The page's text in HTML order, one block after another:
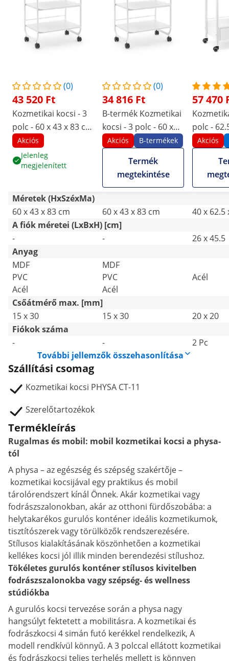
(0)
43 520 Ft
Kozmetikai kocsi - 3
polc - 60 x 43 x 83 cm
- fehér
Akciós
Jelenleg
megjelenített
(0)
34 816 Ft
B-termék Kozmetikai
kocsi - 3 polc - 60 x
43 x 83 cm - fehér
Akciós B-termékek
Termék
megtekintése
57 470
polc -
cm
Akciós
Méretek (HxSzéxMa)
60 x 43 x 83 cm
60 x 43 x 83 cm
40 x 62.5
A fiók méretei (LxBxH) [cm]
-
-
26 x 45.5
Anyag
MDF
PVC
Acél
MDF
PVC
Acél
Acél
Csőátmérő max. [mm]
15 x 30
15 x 30
20 x 20
Fiókok száma
-
-
2 Pc
További jellemzők összehasonlítása
Szállítási csomag
Kozmetikai kocsi PHYSA CT-11
Szerelőtartozékok
Termékleírás
Rugalmas és mobil: mobil kozmetikai kocsi a physa-
tól
A physa – az egészség és szépség szakértője –
kozmetikai kocsijával egy praktikus és mobil
tárolórendszert kínál Önnek. Akár kozmetikai vagy
fodrászszalonokban, akár az otthoni fürdőszobába: a
helytakarékos gurulós konténer ideális kozmetikumok,
tisztítószerek vagy törülközők rendszerezésére.
Stílusos kialakításának köszönhetően a kozmetikai
kellékes kocsi jól illik minden berendezési stílushoz.
Tökéletes gurulós konténer stílusos kivitelben
fodrászszalonokba vagy szépség- és wellness
stúdiókba
A gurulós kocsi tervezése során a physa nagy
hangsúlyt fektetett a mobilitásra. A kozmetikai és
fodrászkocsi 4 simán futó kerékkel rendelkezik, A
modell rendkívül könnyű. A 3 polccal ellátott kozmetikai
és fodrászkocsi teljes terhelés mellett is könnyen